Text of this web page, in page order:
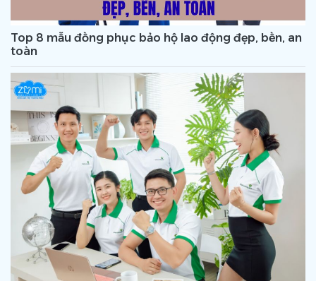
Top 8 mẫu đồng phục bảo hộ lao động đẹp, bền, an
toàn